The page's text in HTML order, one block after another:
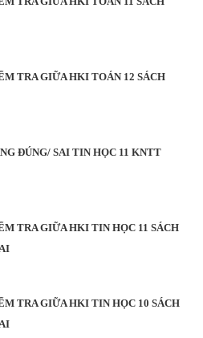
TRA GIỮA HKI TOÁN 12 SÁCH
ĐÚNG/ SAI TIN HỌC 11 KNTT
TRA GIỮA HKI TIN HỌC 11 SÁCH
TRA GIỮA HKI TIN HỌC 10 SÁCH